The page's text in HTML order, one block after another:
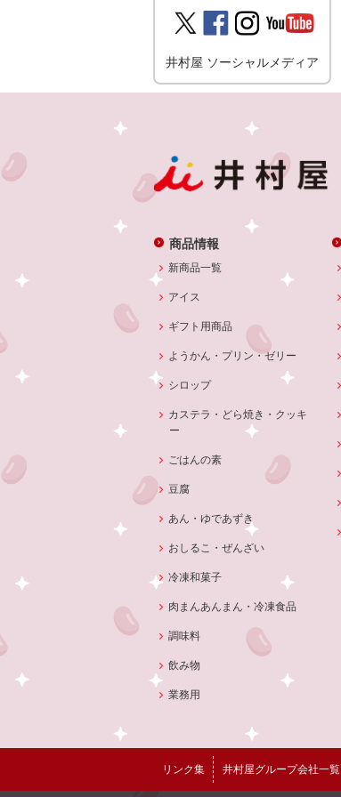
井村屋 ソーシャルメディア
商品情報
新商品一覧
アイス
ギフト用商品
ようかん・プリン・ゼリー
シロップ
カステラ・どら焼き・クッキ
ー
ごはんの素
豆腐
あん・ゆであずき
おしるこ・ぜんざい
冷凍和菓子
肉まんあんまん・冷凍食品
調味料
飲み物
業務用
リンク集 井村屋グループ会社一覧